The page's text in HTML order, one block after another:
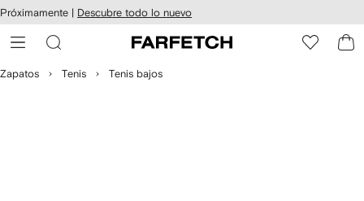
al
Próximamente | Descubre todo lo nuevo
Zapatos Tenis Tenis bajos